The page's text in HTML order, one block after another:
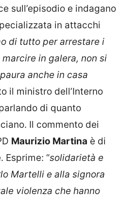
sull’episodio e indagano
in attacchi
di tutto per arrestare i
in galera, non si
anche in casa
il ministro dell’Interno
di quanto
Il commento dei
Maurizio Martina è di
Esprime: “solidarietà e
Martelli e alla signora
violenza che hanno